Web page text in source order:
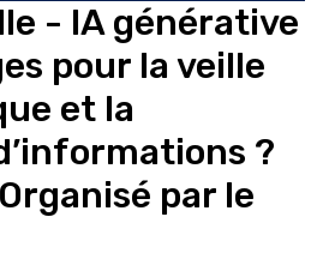
- IA générative
pour la veille
et la
?
par le